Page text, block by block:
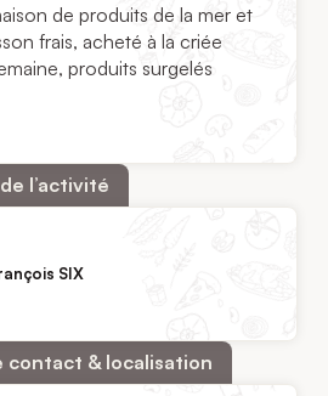
de produits de la mer et
frais, acheté à la criée
produits surgelés
l’activité
SIX
contact & localisation